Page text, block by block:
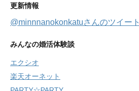
更新情報
@minnnanokonkatuさんのツイート
みんなの婚活体験談
エクシオ
楽天オーネット